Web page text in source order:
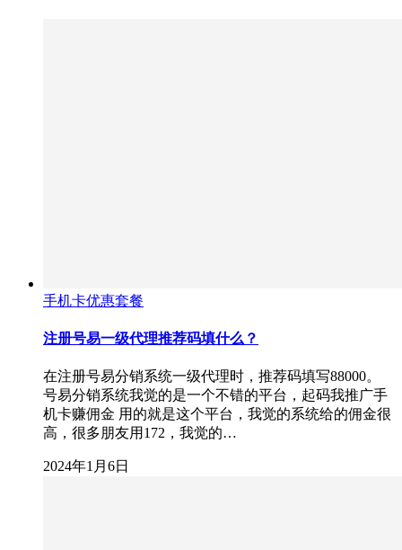
手机卡优惠套餐
注册号易一级代理推荐码填什么？
在注册号易分销系统一级代理时，推荐码填写88000。
号易分销系统我觉的是一个不错的平台，起码我推广手
机卡赚佣金 用的就是这个平台，我觉的系统给的佣金很
高，很多朋友用172，我觉的…
2024年1月6日